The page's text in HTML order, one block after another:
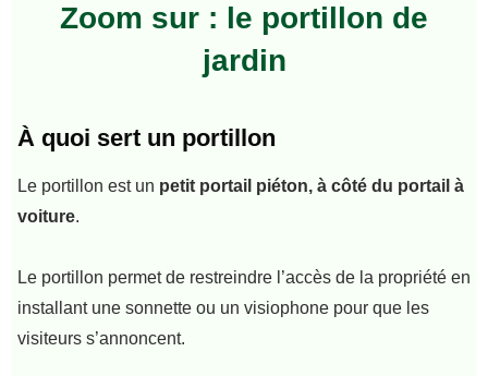
Zoom sur : le portillon de
jardin
À quoi sert un portillon
Le portillon est un petit portail piéton, à côté du portail à
voiture.
Le portillon permet de restreindre l’accès de la propriété en
installant une sonnette ou un visiophone pour que les
visiteurs s’annoncent.